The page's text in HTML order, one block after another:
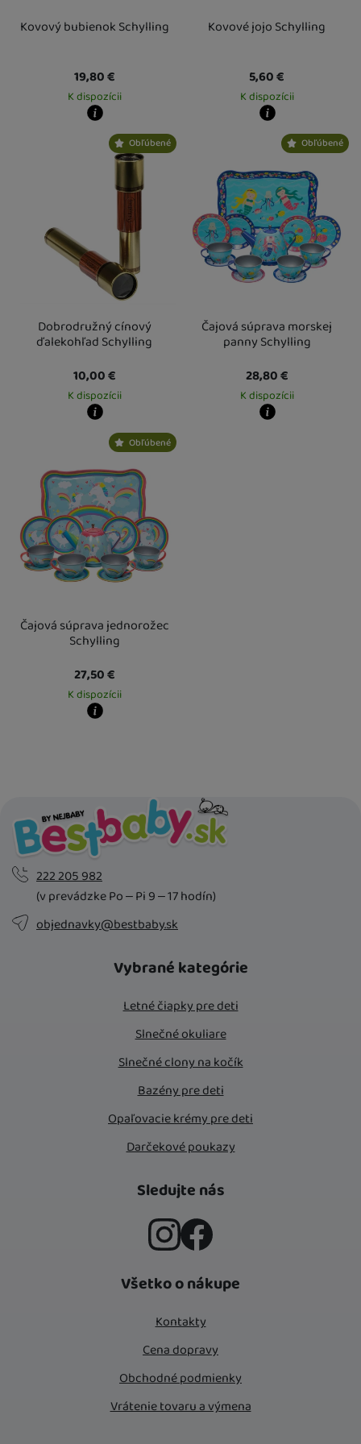
Kovový bubienok Schylling
19,80€
K dispozícii
Kdy zboží dostanete?
Osobný odber vo výdajnom mieste
Kovové jojo Schylling
5,60€
K dispozícii
Kdy zboží dostanete?
Osobný odber vo výdajnom mieste
Obľúbené
Dobrodružný cínový
ďalekohľad Schylling
10,00€
K dispozícii
Kdy zboží dostanete?
Osobný odber vo výdajnom mieste
Obľúbené
Čajová súprava morskej
panny Schylling
28,80€
K dispozícii
Obľúbené
Čajová súprava jednorožec
Schylling
27,50€
K dispozícii
222 205 982
(v prevádzke Po – Pi 9 – 17 hodín)
objednavky@bestbaby.sk
Vybrané kategórie
Letné čiapky pre deti
Slnečné okuliare
Slnečné clony na kočík
Bazény pre deti
Opaľovacie krémy pre deti
Darčekové poukazy
Sledujte nás
Všetko o nákupe
Kontakty
Cena dopravy
Obchodné podmienky
Vrátenie tovaru a výmena